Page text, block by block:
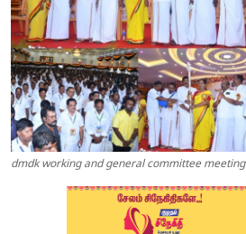
dmdk working and general committee meeting